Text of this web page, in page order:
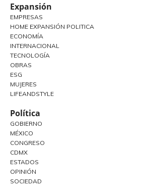
Expansión
EMPRESAS
HOME EXPANSIÓN POLITICA
ECONOMÍA
INTERNACIONAL
TECNOLOGÍA
OBRAS
ESG
MUJERES
LIFEANDSTYLE
Política
GOBIERNO
MÉXICO
CONGRESO
CDMX
ESTADOS
OPINIÓN
SOCIEDAD